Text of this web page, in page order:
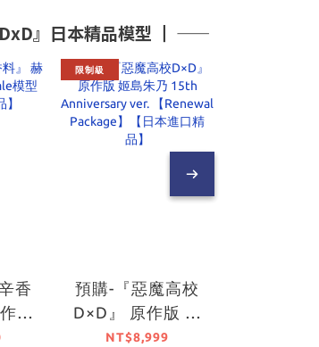
』日本精品模型 ┃ ――
香
版
限制級
預購-『惡魔高校
D×D』 原作版 姬
島朱乃 15th
NT$8,999